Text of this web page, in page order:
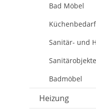
Bad Möbel
Küchenbedarf
Sanitär- und
Sanitärobjekte
Badmöbel
Heizung